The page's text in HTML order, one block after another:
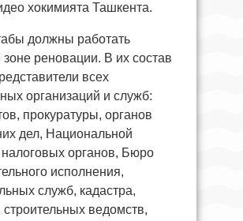
хокимията Ташкента.
должны работать
зоне реновации. В их состав
всех
организаций и служб:
прокуратуры, органов
дел, Национальной
налоговых органов, Бюро
исполнения,
служб, кадастра,
строительных ведомств,